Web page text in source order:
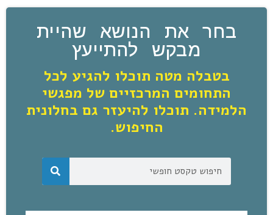
בחר את הנושא שהיית
מבקש להתייעץ
בטבלה מטה תוכלו להגיע לכל
התחומים המרכזיים של מפגשי
הלמידה. תוכלו להיעזר גם בחלונית
החיפוש.